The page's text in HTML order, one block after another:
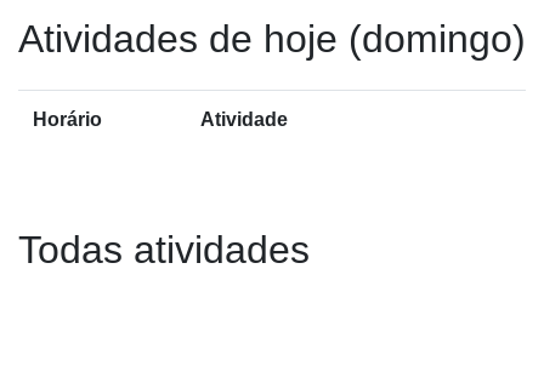
Atividades de hoje (domingo)
Horário Atividade
Todas atividades